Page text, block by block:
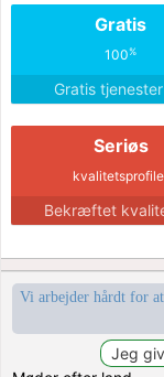
Gratis
100%
Gratis tjenester
Seriøs
Bekræftet
Vi arbejder hårdt for